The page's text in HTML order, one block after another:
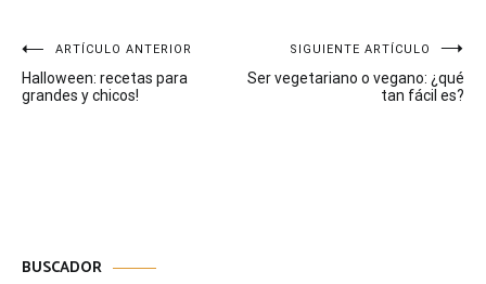
Navegación
de
ARTÍCULO ANTERIOR
Halloween: recetas para
grandes y chicos!
SIGUIENTE ARTÍCULO
Ser vegetariano o vegano: ¿qué
tan fácil es?
BUSCADOR